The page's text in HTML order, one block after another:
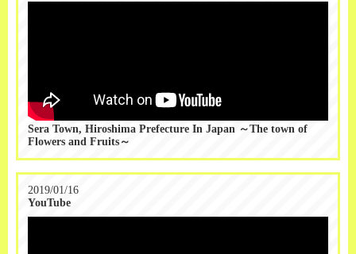
Sera Town, Hiroshima Prefecture In Japan ～The town of
Flowers and Fruits～
2019/01/16
YouTube